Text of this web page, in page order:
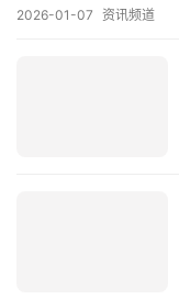
2026-01-07 资讯频道